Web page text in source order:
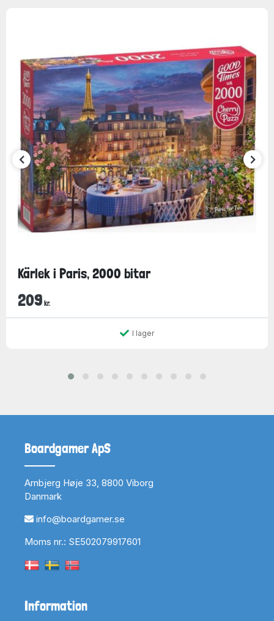
Kärlek i Paris, 2000 bitar
209 kr.
I lager
Boardgamer ApS
Arnbjerg Høje 33, 8800 Viborg
Danmark
info@boardgamer.se
Moms nr.: SE502079917601
Information